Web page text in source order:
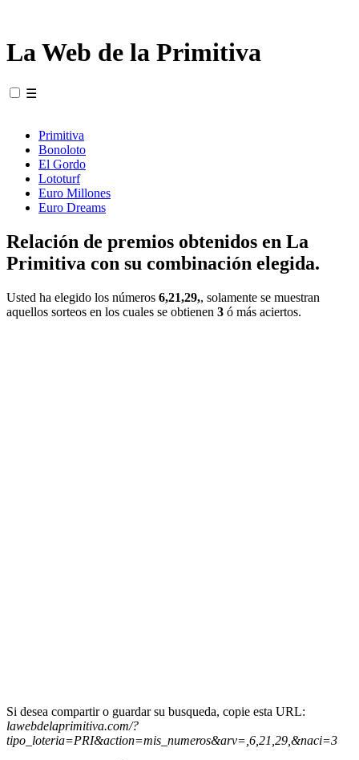
La Web de la Primitiva
☰
Primitiva
Bonoloto
El Gordo
Lototurf
Euro Millones
Euro Dreams
Relación de premios obtenidos en La
Primitiva con su combinación elegida.
Usted ha elegido los números 6,21,29,, solamente se muestran
aquellos sorteos en los cuales se obtienen 3 ó más aciertos.
Si desea compartir o guardar su busqueda, copie esta URL:
lawebdelaprimitiva.com/?
tipo_loteria=PRI&action=mis_numeros&arv=,6,21,29,&naci=3